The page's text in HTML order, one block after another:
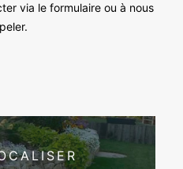
via le formulaire ou à nous